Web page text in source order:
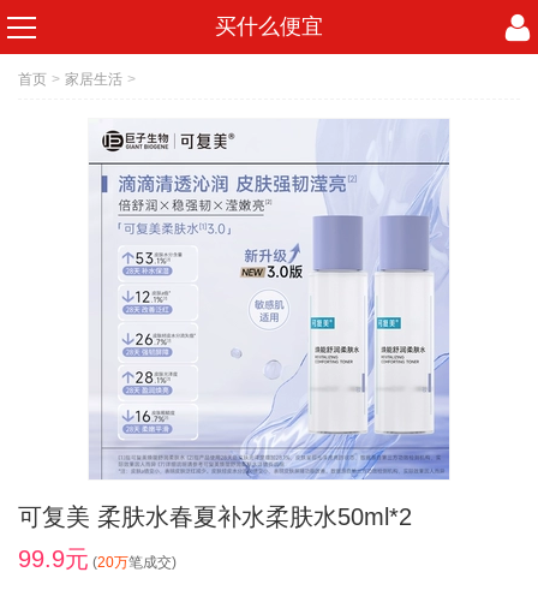
买什么便宜
首页 > 家居生活 >
可复美 柔肤水春夏补水柔肤水50ml*2
99.9元 (20万笔成交)